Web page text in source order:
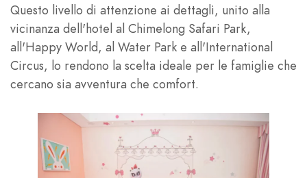
Questo livello di attenzione ai dettagli, unito alla
vicinanza dell'hotel al Chimelong Safari Park,
all'Happy World, al Water Park e all'International
Circus, lo rendono la scelta ideale per le famiglie che
cercano sia avventura che comfort.